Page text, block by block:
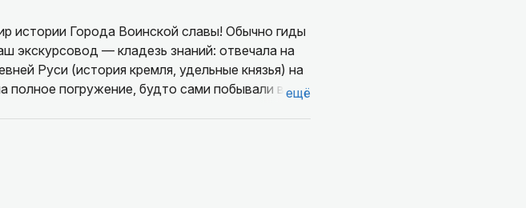
истории Города Воинской славы! Обычно гиды
экскурсовод — кладезь знаний: отвечала на
Руси (история кремля, удельные князья) на
погружение, будто сами побывали в ещё